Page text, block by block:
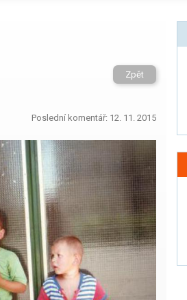
Zpět
Poslední komentář: 12. 11. 2015